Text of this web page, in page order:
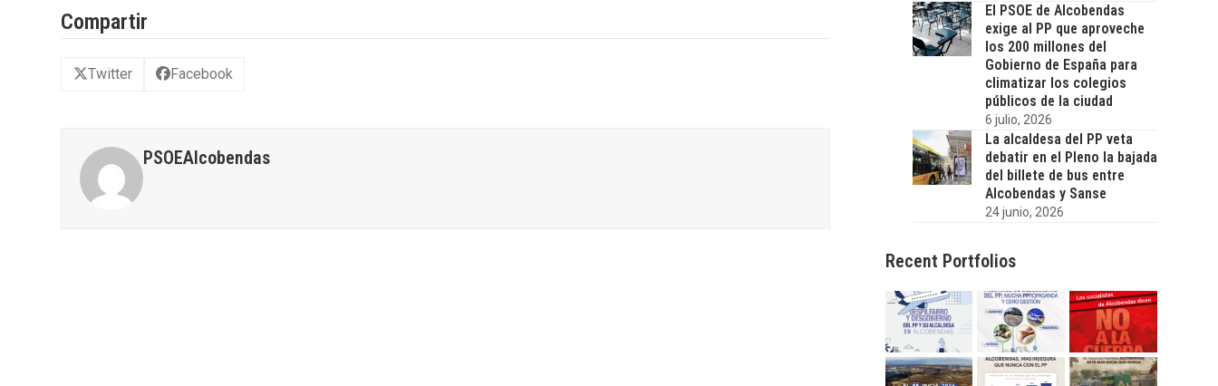
Compartir
Twitter Facebook
PSOEAlcobendas
El PSOE de Alcobendas
exige al PP que aproveche
los 200 millones del
Gobierno de España para
climatizar los colegios
públicos de la ciudad
6 julio, 2026
La alcaldesa del PP veta
debatir en el Pleno la bajada
del billete de bus entre
Alcobendas y Sanse
24 junio, 2026
Recent Portfolios